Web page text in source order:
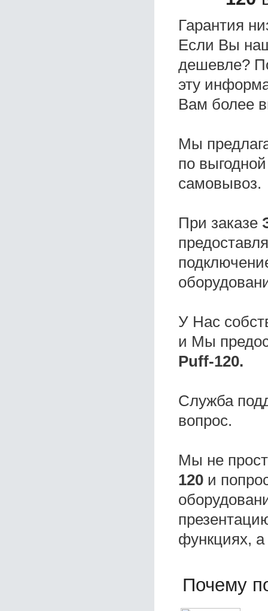
Гарантия
Если Вы
дешевле?
эту
Вам более
Мы
по
самовывоз.
При заказе
У Нас
и Мы
Puff-120.
Служба
вопрос.
Мы не
120 и
функциях,
Почему